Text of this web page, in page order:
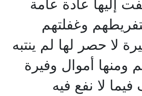
إليها عادة عامة
وغفلتهم
لا حصر لها لم ينتبه
ومنها أموال وفيرة
لا نفع فيه